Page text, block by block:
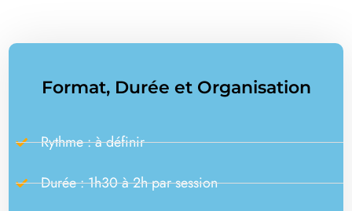
Format, Durée et Organisation
Rythme : à définir
Durée : 1h30 à 2h par session